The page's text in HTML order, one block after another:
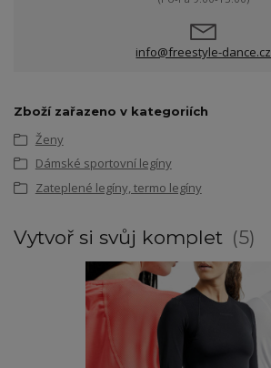
info@freestyle-dance.cz
Zboží zařazeno v kategoriích
Ženy
Dámské sportovní legíny
Zateplené legíny, termo legíny
Vytvoř si svůj komplet 5